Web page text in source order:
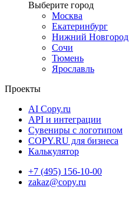
Москва
Екатеринбург
Нижний Новгород
Сочи
Тюмень
Ярославль
Проекты
AI Copy.ru
API и интеграции
Сувениры с логотипом
COPY.RU для бизнеса
Калькулятор
+7 (495) 156-10-00
zakaz@copy.ru